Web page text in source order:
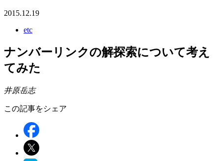
2015.12.19
etc
ナンバーリンクの解探索について考え
てみた
井原岳志
この記事をシェア